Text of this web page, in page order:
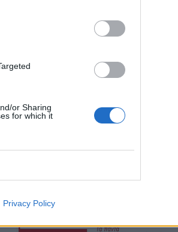
or Sharing
for which it
Privacy Policy
αρχαιολογικοί χώροι στο ν.
6 Αυγούστου 2026, 22:48
τραυματίες από έκρηξη βόμβας σε